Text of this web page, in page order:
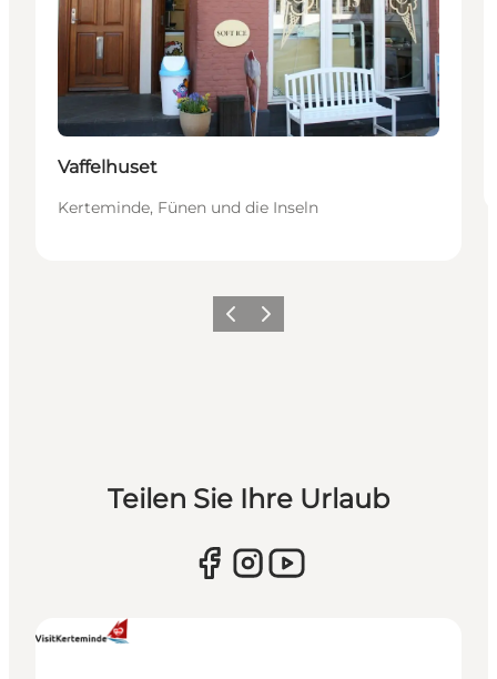
Vaffelhuset
Kerteminde, Fünen und die Inseln
ZurückWeiter
Teilen Sie Ihre Urlaub